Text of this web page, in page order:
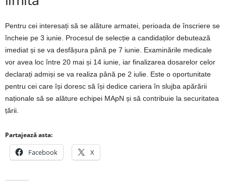
Pentru cei interesați să se alăture armatei, perioada de înscriere se
încheie pe 3 iunie. Procesul de selecție a candidaților debutează
imediat și se va desfășura până pe 7 iunie. Examinările medicale
vor avea loc între 20 mai și 14 iunie, iar finalizarea dosarelor celor
declarați admiși se va realiza până pe 2 iulie. Este o oportunitate
pentru cei care își doresc să își dedice cariera în slujba apărării
naționale să se alăture echipei MApN și să contribuie la securitatea
țării.
Partajează asta:
Facebook X